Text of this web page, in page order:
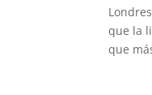
que la
que